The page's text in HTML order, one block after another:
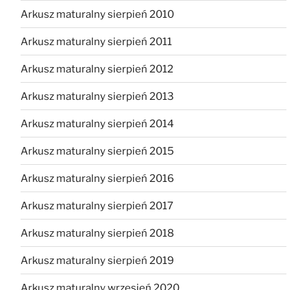
Arkusz maturalny sierpień 2010
Arkusz maturalny sierpień 2011
Arkusz maturalny sierpień 2012
Arkusz maturalny sierpień 2013
Arkusz maturalny sierpień 2014
Arkusz maturalny sierpień 2015
Arkusz maturalny sierpień 2016
Arkusz maturalny sierpień 2017
Arkusz maturalny sierpień 2018
Arkusz maturalny sierpień 2019